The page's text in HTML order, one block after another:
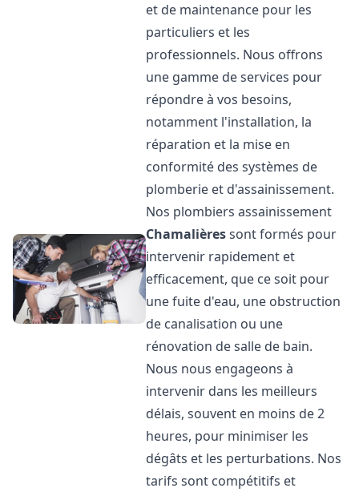
et de maintenance pour les
particuliers et les
professionnels. Nous offrons
une gamme de services pour
répondre à vos besoins,
notamment l'installation, la
réparation et la mise en
conformité des systèmes de
plomberie et d'assainissement.
Nos plombiers assainissement
Chamalièressont formés pour
intervenir rapidement et
efficacement, que ce soit pour
une fuite d'eau, une obstruction
de canalisation ou une
rénovation de salle de bain.
Nous nous engageons à
intervenir dans les meilleurs
délais, souvent en moins de 2
heures, pour minimiser les
dégâts et les perturbations. Nos
tarifs sont compétitifs et